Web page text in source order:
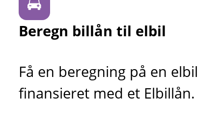
Beregn billån til elbil
Få en beregning på en elbil
finansieret med et Elbillån.